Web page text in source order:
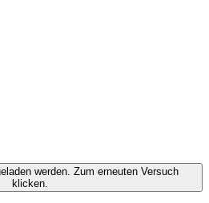
werden. Zum erneuten Versuch
klicken.